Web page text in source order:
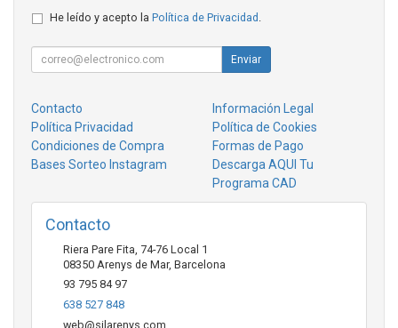
He leído y acepto la Política de Privacidad
Enviar
Contacto
Información Legal
Política Privacidad
Política de Cookies
Condiciones de Compra
Formas de Pago
Bases Sorteo Instagram
Descarga AQUI Tu
Programa CAD
Contacto
Riera Pare Fita, 74-76 Local 1
08350 Arenys de Mar, Barcelona
93 795 84 97
638 527 848
web@silarenys.com